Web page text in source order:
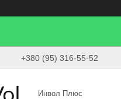
+380 (95) 316-55-52
Инвол Плюс